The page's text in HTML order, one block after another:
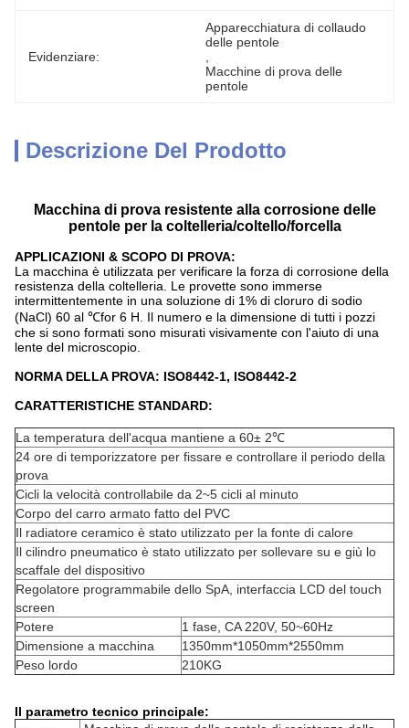
Evidenziare:
Apparecchiatura di collaudo
delle pentole
Macchine di prova delle
pentole
Descrizione Del Prodotto
Macchina di prova resistente alla corrosione delle
pentole per la coltelleria/coltello/forcella
APPLICAZIONI & SCOPO DI PROVA:
La macchina è utilizzata per verificare la forza di corrosione della
resistenza della coltelleria. Le provette sono immerse
intermittentemente in una soluzione di 1% di cloruro di sodio
(NaCl) 60 al ℃for 6 H. Il numero e la dimensione di tutti i pozzi
che si sono formati sono misurati visivamente con l'aiuto di una
lente del microscopio.
NORMA DELLA PROVA: ISO8442-1, ISO8442-2
CARATTERISTICHE STANDARD:
La temperatura dell'acqua mantiene a 60± 2℃
24 ore di temporizzatore per fissare e controllare il periodo della
prova
Cicli la velocità controllabile da 2~5 cicli al minuto
Corpo del carro armato fatto del PVC
Il radiatore ceramico è stato utilizzato per la fonte di calore
Il cilindro pneumatico è stato utilizzato per sollevare su e giù lo
scaffale del dispositivo
Regolatore programmabile dello SpA, interfaccia LCD del touch
screen
Potere
1 fase, CA 220V, 50~60Hz
Dimensione a macchina
1350mm*1050mm*2550mm
Peso lordo
210KG
Il parametro tecnico principale: